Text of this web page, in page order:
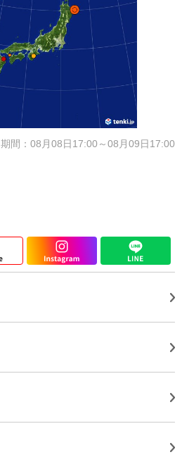
期間：08月08日17:00～08月09日17:00